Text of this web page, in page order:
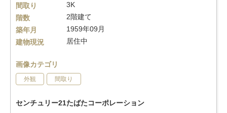
間取り
3K
階数
2階建て
築年月
1959年09月
建物現況
居住中
画像カテゴリ
外観 間取り
センチュリー21たばたコーポレーション